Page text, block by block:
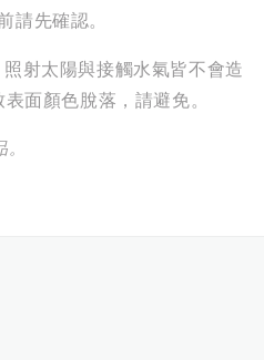
請先確認。
射太陽與接觸水氣皆不會造
面顏色脫落，請避免。